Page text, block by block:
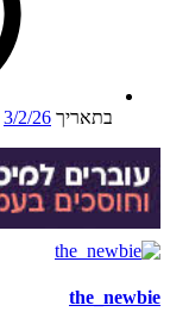
בתאריך 3/2/26
the_newbie